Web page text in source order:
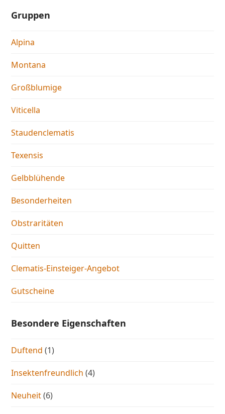
Gruppen
Alpina
Montana
Großblumige
Viticella
Staudenclematis
Texensis
Gelbblühende
Besonderheiten
Obstraritäten
Quitten
Clematis-Einsteiger-Angebot
Gutscheine
Besondere Eigenschaften
Duftend (1)
Insektenfreundlich (4)
Neuheit (6)